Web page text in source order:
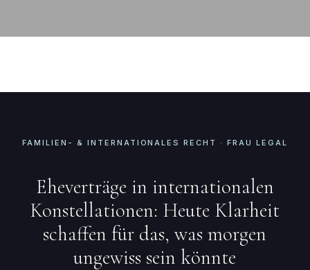
FAMILIEN- & INTERNATIONALES RECHT · FRAU LEGAL
Eheverträge in internationalen
Konstellationen: Heute Klarheit
schaffen für das, was morgen
ungewiss sein könnte